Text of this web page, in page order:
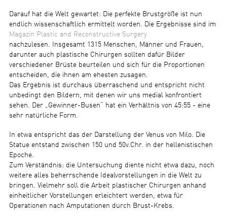
Darauf hat die Welt gewartet: Die perfekte Brustgröße ist nun
endlich wissenschaftlich ermittelt worden. Die Ergebnisse sind im
Magazin Plastic and Reconstructive Surgery
nachzulesen. Insgesamt 1315 Menschen, Männer und Frauen,
darunter auch plastische Chirurgen sollten dafür Bilder
verschiedener Brüste beurteilen und sich für die Proportionen
entscheiden, die ihnen am ehesten zusagen.
Das Ergebnis ist durchaus überraschend und entspricht nicht
unbedingt den Bildern, mit denen wir uns medial konfrontiert
sehen. Der „Gewinner-Busen“ hat ein Verhältnis von 45:55 - eine
sehr natürliche Form.
In etwa entspricht das der Darstellung der Venus von Milo. Die
Statue entstand zwischen 150 und 50v.Chr. in der hellenistischen
Epoche.
Zum Verständnis: die Untersuchung diente nicht etwa dazu, noch
weitere alles beherrschende Idealvorstellungen in die Welt zu
bringen. Vielmehr soll die Arbeit plastischer Chirurgen anhand
einheitlicher Vorstellungen erleichtert werden, etwa für
Operationen nach Amputationen durch Brust-Krebs.